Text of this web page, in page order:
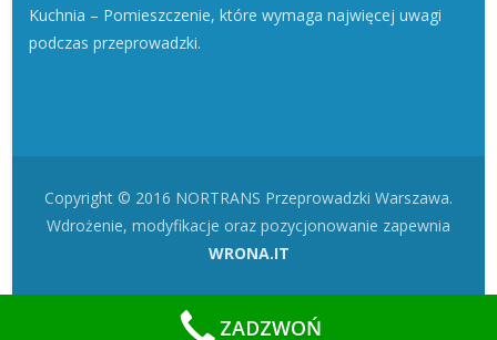
Kuchnia – Pomieszczenie, które wymaga najwięcej uwagi
podczas przeprowadzki.
Copyright © 2016 NORTRANS Przeprowadzki Warszawa.
Wdrożenie, modyfikacje oraz pozycjonowanie zapewnia
WRONA.IT
ZADZWOŃ